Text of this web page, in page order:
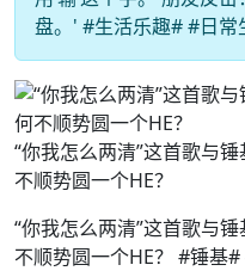
盘。' #生活乐趣# #日
“你我怎么两清”这首歌与
不顺势圆一个HE？
“你我怎么两清”这首歌与
不顺势圆一个HE？ #锤基